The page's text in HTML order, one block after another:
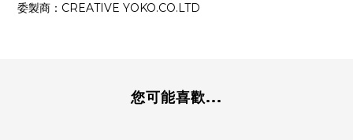
委製商：CREATIVE YOKO.CO.LTD
您可能喜歡...